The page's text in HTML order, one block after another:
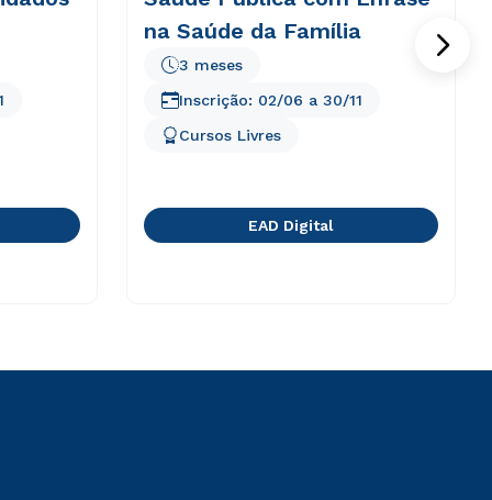
na Saúde da Família
3 meses
Cursos Livres
Inscrição: 02/06 a 30/11
EAD Digital